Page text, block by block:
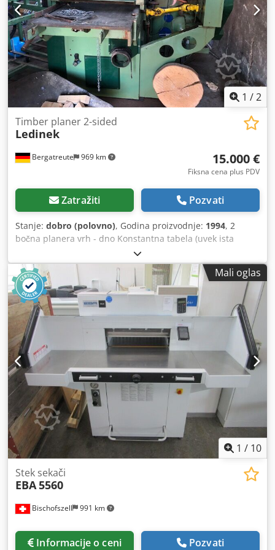
Uputstvo za upotrebu i održavanje Dimenzije (mm): 3800 x
1200 x H1100 Težina: 2800 kg
1 /2
Bergatreute 969 km
Timber planer 2-sided
Ledinek
15.000 €
Fiksna cena plus PDV
Zatražiti Pozvati
Stanje: dobro (polovno), Godina proizvodnje: 1994, 2
bočna planera vrh - dno Konstantna tabela (uvek ista
visina dovoda) širina planera 600 mm planiranje visine 280
mm Djdpfx Aehuthyjk Eock Planiranje otvora sa striptiz
nožem Spremni za momentalnu upotrebu
Mali oglas
1 / 10
Bischofszell 991 km
Stek sekači
EBA5560
Informacije o ceni Pozvati